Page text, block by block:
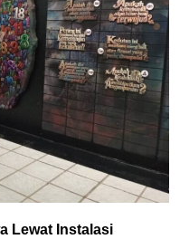
Lewat Instalasi